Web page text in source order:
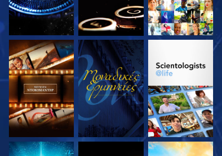
ΕΞΕΡΕΥΝΗΣΤΕ ΤΗ
ΣΕΙΡΑ
ΠΑΡΑΚΟΛΟΥΘΗΣΤΕ
ΕΞΕΡΕΥΝΗΣΤΕ ΤΗ